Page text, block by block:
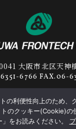
大阪市北区天神
6766 FAX.06-
リシー サプラ
の利便性向上のため、
のクッキー(Cookie)の
をお読みください。